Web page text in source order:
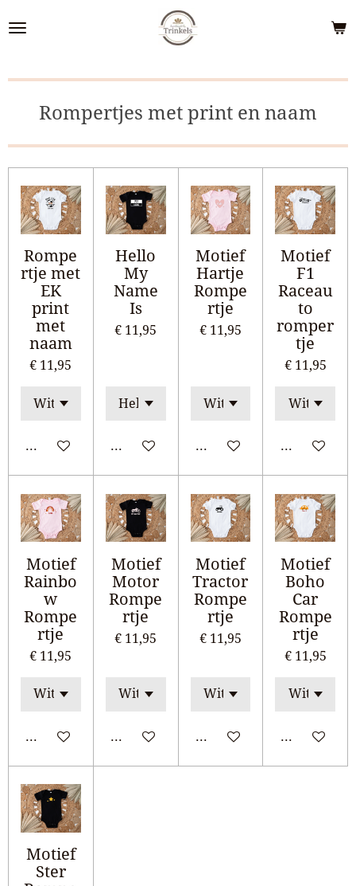
direct
Rompertjes met print en naam
Rompe
rtje met
EK
print
met
naam
€ 11,95
Bekijk details
Hello
My
Name
Is
€ 11,95
Bekijk details
Motief
Hartje
Rompe
rtje
€ 11,95
Bekijk details
Motief
F1
Raceau
to
romper
tje
€ 11,95
Bekijk
Motief
Rainbo
w
Rompe
rtje
€ 11,95
Bekijk details
Motief
Motor
Rompe
rtje
€ 11,95
Bekijk details
Motief
Tractor
Rompe
rtje
€ 11,95
Bekijk details
Motief
Boho
Car
Rompe
rtje
€ 11,95
Bekijk
Motief
Ster